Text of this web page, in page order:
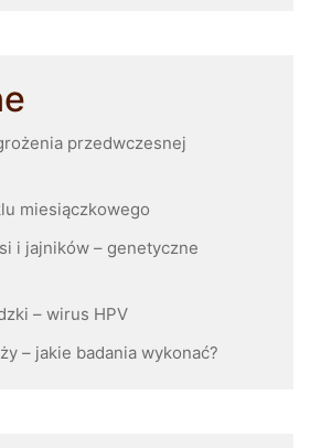
przedwczesnej
miesiączkowego
i jajników – genetyczne
– wirus HPV
– jakie badania wykonać?